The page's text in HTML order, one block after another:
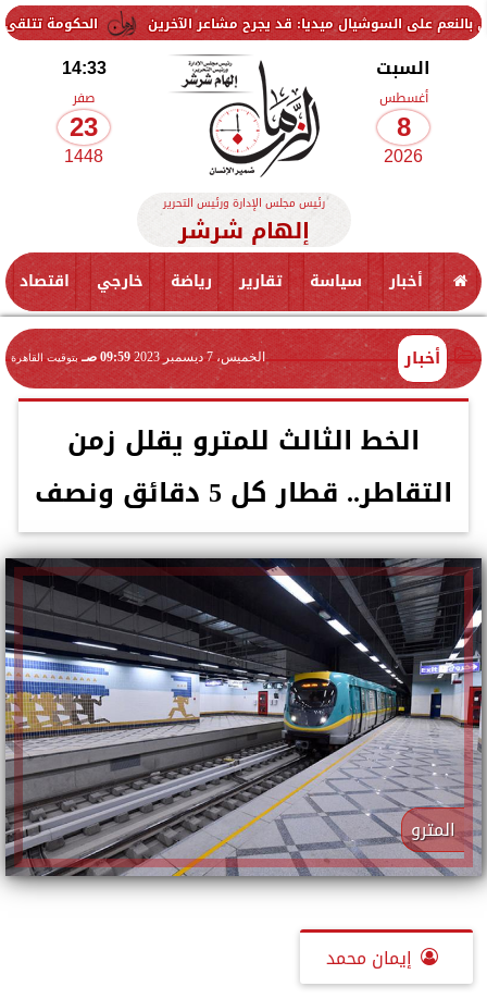
الحكومة تتلقى 229 ألف شكوى وطلب واستفسار خلال يوليو.. ومدبولي يوجه بسرعة الاستجابة للمواطنين ميديا: قد يجرح مشاعر الآخرين
السبت
أغسطس
8
2026
14:33
صفر
23
1448
رئيس مجلس الإدارة ورئيس التحرير
إلهام شرشر
أخبار سياسة تقارير رياضة خارجي اقتصاد
أخبار الخميس، 7 ديسمبر 2023 09:59 صـ بتوقيت القاهرة
الخط الثالث للمترو يقلل زمن
التقاطر.. قطار كل 5 دقائق ونصف
المترو
إيمان محمد